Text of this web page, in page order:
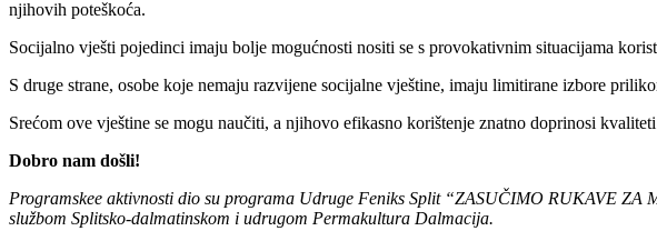
njihovih poteškoća.
Socijalno vješti pojedinci imaju bolje mogućnosti nositi se s provokativnim situacijama
S druge strane, osobe koje nemaju razvijene socijalne vještine, imaju limitirane izbore
Srećom ove vještine se mogu naučiti, a njihovo efikasno korištenje znatno doprinosi
Dobro nam došli!
Programskee aktivnosti dio su programa Udruge Feniks Split “ZASUČIMO RUKAVE
službom Splitsko-dalmatinskom i udrugom Permakultura Dalmacija.